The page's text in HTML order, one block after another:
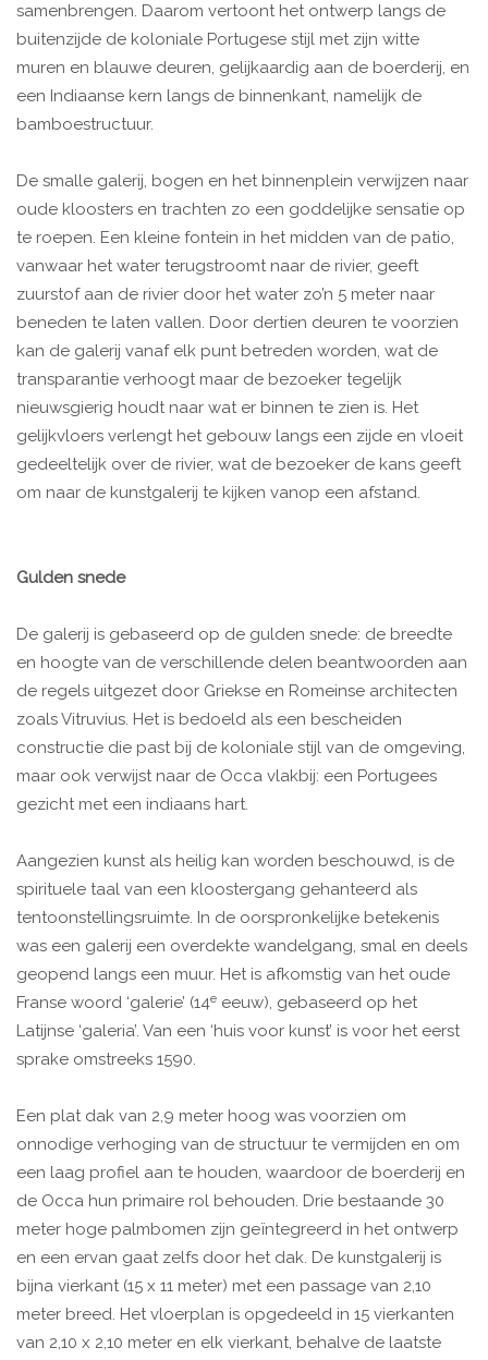
samenbrengen. Daarom vertoont het ontwerp langs de
buitenzijde de koloniale Portugese stijl met zijn witte
muren en blauwe deuren, gelijkaardig aan de boerderij, en
een Indiaanse kern langs de binnenkant, namelijk de
bamboestructuur.
De smalle galerij, bogen en het binnenplein verwijzen naar
oude kloosters en trachten zo een goddelijke sensatie op
te roepen. Een kleine fontein in het midden van de patio,
vanwaar het water terugstroomt naar de rivier, geeft
zuurstof aan de rivier door het water zo’n 5 meter naar
beneden te laten vallen. Door dertien deuren te voorzien
kan de galerij vanaf elk punt betreden worden, wat de
transparantie verhoogt maar de bezoeker tegelijk
nieuwsgierig houdt naar wat er binnen te zien is. Het
gelijkvloers verlengt het gebouw langs een zijde en vloeit
gedeeltelijk over de rivier, wat de bezoeker de kans geeft
om naar de kunstgalerij te kijken vanop een afstand.
Gulden snede
De galerij is gebaseerd op de gulden snede: de breedte
en hoogte van de verschillende delen beantwoorden aan
de regels uitgezet door Griekse en Romeinse architecten
zoals Vitruvius. Het is bedoeld als een bescheiden
constructie die past bij de koloniale stijl van de omgeving,
maar ook verwijst naar de Occa vlakbij: een Portugees
gezicht met een indiaans hart.
Aangezien kunst als heilig kan worden beschouwd, is de
spirituele taal van een kloostergang gehanteerd als
tentoonstellingsruimte. In de oorspronkelijke betekenis
was een galerij een overdekte wandelgang, smal en deels
geopend langs een muur. Het is afkomstig van het oude
Franse woord ‘galerie’ (14e eeuw), gebaseerd op het
Latijnse ‘galeria’. Van een ‘huis voor kunst’ is voor het eerst
sprake omstreeks 1590.
Een plat dak van 2,9 meter hoog was voorzien om
onnodige verhoging van de structuur te vermijden en om
een laag profiel aan te houden, waardoor de boerderij en
de Occa hun primaire rol behouden. Drie bestaande 30
meter hoge palmbomen zijn geïntegreerd in het ontwerp
en een ervan gaat zelfs door het dak. De kunstgalerij is
bijna vierkant (15 x 11 meter) met een passage van 2,10
meter breed. Het vloerplan is opgedeeld in 15 vierkanten
van 2,10 x 2,10 meter en elk vierkant, behalve de laatste